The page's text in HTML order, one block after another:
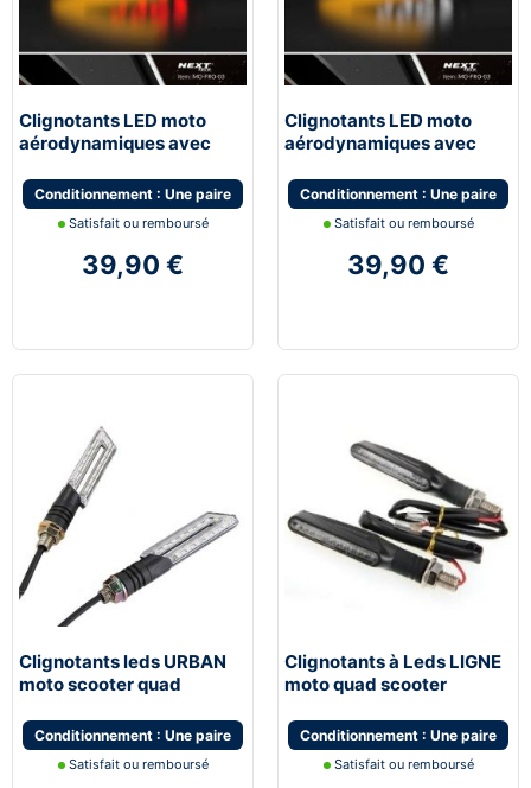
Clignotants LED moto
aérodynamiques avec
Conditionnement : Une paire
Satisfait ou remboursé
39,90 €
Clignotants LED moto
aérodynamiques avec
Conditionnement : Une paire
Satisfait ou remboursé
39,90 €
Clignotants leds URBAN
moto scooter quad
Conditionnement : Une paire
Satisfait ou remboursé
Clignotants à Leds LIGNE
moto quad scooter
Conditionnement : Une paire
Satisfait ou remboursé